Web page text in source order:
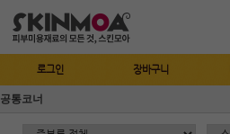
로그인 장바구니
공통코너